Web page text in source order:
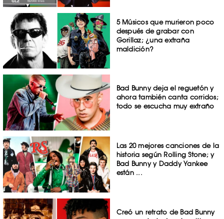
5 Músicos que murieron poco
después de grabar con
Gorillaz; ¿una extraña
maldición?
Bad Bunny deja el reguetón y
ahora también canta corridos;
todo se escucha muy extraño
Las 20 mejores canciones de la
historia según Rolling Stone; y
Bad Bunny y Daddy Yankee
están ...
Creó un retrato de Bad Bunny